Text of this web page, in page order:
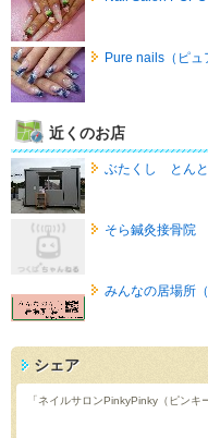
Pure nails（ピュ
近くのお店
ぶたくし とん
そら鍼灸接骨院
みんなの居場所（
シェア
「ネイルサロンPinkyPinky（ピンキ